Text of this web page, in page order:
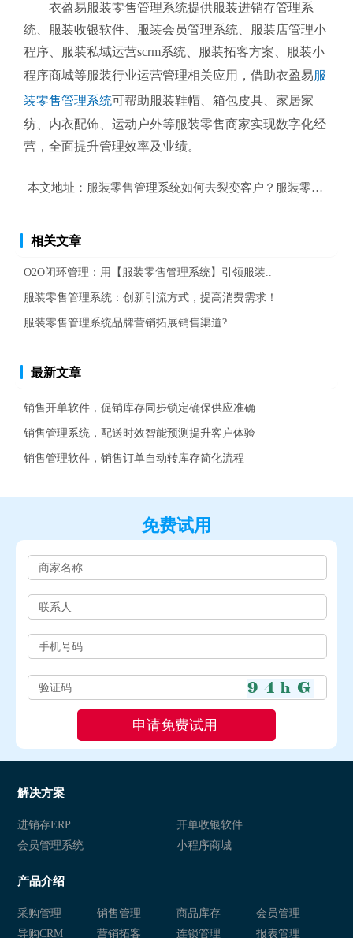
衣盈易服装零售管理系统提供服装进销存管理系
统、服装收银软件、服装会员管理系统、服装店管理小
程序、服装私域运营scrm系统、服装拓客方案、服装小
程序商城等服装行业运营管理相关应用，借助衣盈易服
装零售管理系统可帮助服装鞋帽、箱包皮具、家居家
纺、内衣配饰、运动户外等服装零售商家实现数字化经
营，全面提升管理效率及业绩。
本文地址： 服装零售管理系统如何去裂变客户？服装零售管理
相关文章
O2O闭环管理：用【服装零售管理系统】引领服装..
服装零售管理系统：创新引流方式，提高消费需求！
服装零售管理系统品牌营销拓展销售渠道?
最新文章
销售开单软件，促销库存同步锁定确保供应准确
销售管理系统，配送时效智能预测提升客户体验
销售管理软件，销售订单自动转库存简化流程
免费试用
解决方案
进销存ERP
开单收银软件
会员管理系统
小程序商城
产品介绍
采购管理 销售管理 商品库存
会员管理
导购CRM
营销拓客 连锁管理 报表管理